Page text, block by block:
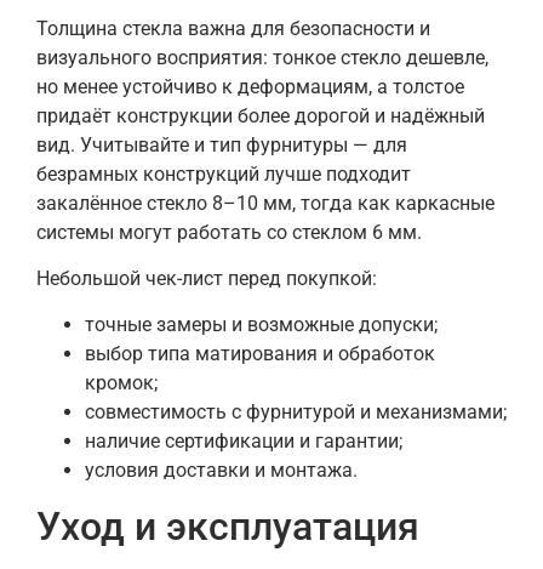
Толщина стекла важна для безопасности и
визуального восприятия: тонкое стекло дешевле,
но менее устойчиво к деформациям, а толстое
придаёт конструкции более дорогой и надёжный
вид. Учитывайте и тип фурнитуры — для
безрамных конструкций лучше подходит
закалённое стекло 8–10 мм, тогда как каркасные
системы могут работать со стеклом 6 мм.
Небольшой чек-лист перед покупкой:
точные замеры и возможные допуски;
выбор типа матирования и обработок
кромок;
совместимость с фурнитурой и механизмами;
наличие сертификации и гарантии;
условия доставки и монтажа.
Уход и эксплуатация